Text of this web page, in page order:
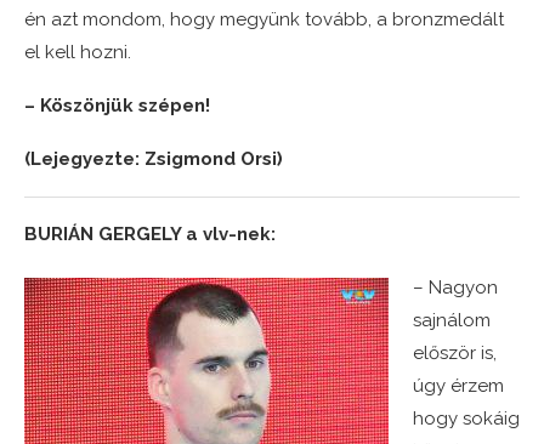
én azt mondom, hogy megyünk tovább, a bronzmedált
el kell hozni.
– Köszönjük szépen!
(Lejegyezte: Zsigmond Orsi)
BURIÁN GERGELY a vlv-nek:
– Nagyon
sajnálom
először is,
úgy érzem
hogy sokáig